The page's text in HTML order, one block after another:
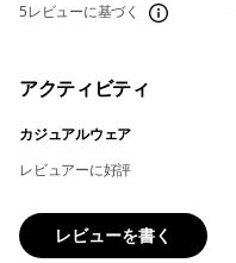
5レビューに基づく
アクティビティ
カジュアルウェア
レビュアーに好評
レビューを書く